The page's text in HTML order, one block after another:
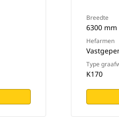
Breedte
6300 mm
Hefarmen
Type
K170